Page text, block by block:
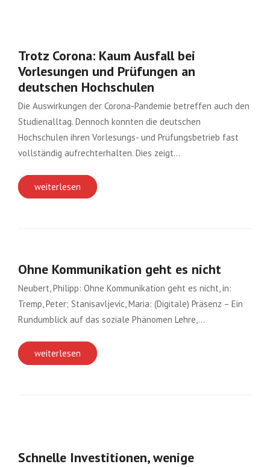
Trotz Corona: Kaum Ausfall bei
Vorlesungen und Prüfungen an
deutschen Hochschulen
Die Auswirkungen der Corona-Pandemie betreffen auch den
Studienalltag. Dennoch konnten die deutschen
Hochschulen ihren Vorlesungs- und Prüfungsbetrieb fast
vollständig aufrechterhalten. Dies zeigt…
weiterlesen
Ohne Kommunikation geht es nicht
Neubert, Philipp: Ohne Kommunikation geht es nicht, in:
Tremp, Peter; Stanisavljevic, Maria: (Digitale) Präsenz – Ein
Rundumblick auf das soziale Phänomen Lehre,…
weiterlesen
Schnelle Investitionen, wenige